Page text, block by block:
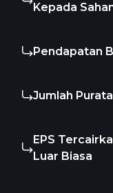
Kepada
Pendapatan
Jumlah
EPS
Luar Biasa